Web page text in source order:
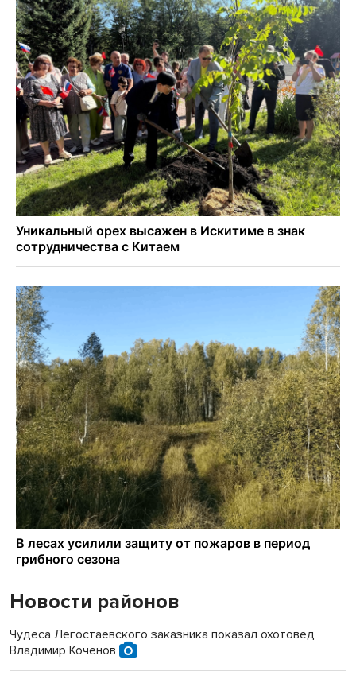
Новости районов
Чудеса Легостаевского заказника показал охотовед
Владимир Коченов